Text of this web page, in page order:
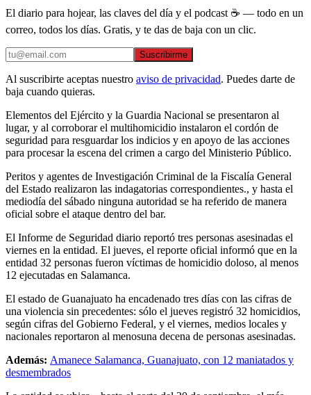
El diario para hojear, las claves del día y el podcast ☕ — todo en un
correo, todos los días. Gratis, y te das de baja con un clic.
Suscribirme
Al suscribirte aceptas nuestro aviso de privacidad. Puedes darte de
baja cuando quieras.
Elementos del Ejército y la Guardia Nacional se presentaron al
lugar, y al corroborar el multihomicidio instalaron el cordón de
seguridad para resguardar los indicios y en apoyo de las acciones
para procesar la escena del crimen a cargo del Ministerio Público.
Peritos y agentes de Investigación Criminal de la Fiscalía General
del Estado realizaron las indagatorias correspondientes., y hasta el
mediodía del sábado ninguna autoridad se ha referido de manera
oficial sobre el ataque dentro del bar.
El Informe de Seguridad diario reportó tres personas asesinadas el
viernes en la entidad. El jueves, el reporte oficial informó que en la
entidad 32 personas fueron víctimas de homicidio doloso, al menos
12 ejecutadas en Salamanca.
El estado de Guanajuato ha encadenado tres días con las cifras de
una violencia sin precedentes: sólo el jueves registró 32 homicidios,
según cifras del Gobierno Federal, y el viernes, medios locales y
nacionales reportaron al menosuna decena de personas asesinadas.
Además: Amanece Salamanca, Guanajuato, con 12 maniatados y
desmembrados